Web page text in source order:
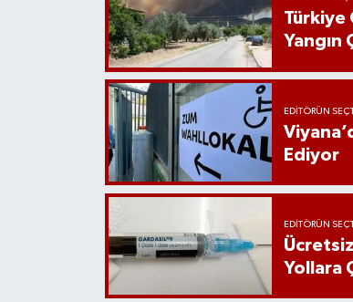
Türkiye
Yangın
EDITÖRÜN
Ediyor
EDITÖRÜN
Yollara